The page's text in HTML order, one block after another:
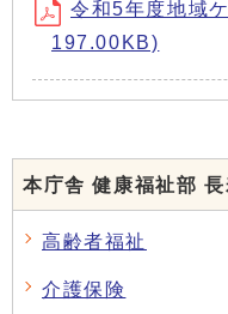
令和5年度地域
197.00KB)
本庁舎 健康福祉部
高齢者福祉
介護保険